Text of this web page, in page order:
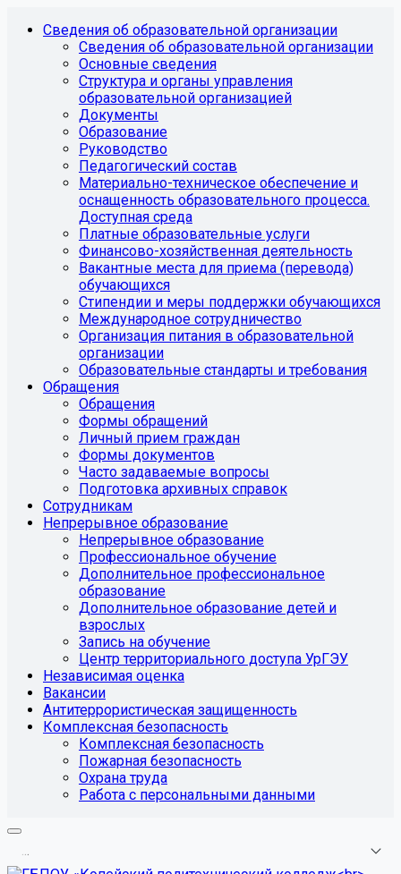
Сведения об образовательной организации
Сведения об образовательной организации
Основные сведения
Структура и органы управления
образовательной организацией
Документы
Образование
Руководство
Педагогический состав
Материально-техническое обеспечение и
оснащенность образовательного процесса.
Доступная среда
Платные образовательные услуги
Финансово-хозяйственная деятельность
Вакантные места для приема (перевода)
обучающихся
Стипендии и меры поддержки обучающихся
Международное сотрудничество
Организация питания в образовательной
организации
Образовательные стандарты и требования
Обращения
Обращения
Формы обращений
Личный прием граждан
Формы документов
Часто задаваемые вопросы
Подготовка архивных справок
Сотрудникам
Непрерывное образование
Непрерывное образование
Профессиональное обучение
Дополнительное профессиональное
образование
Дополнительное образование детей и
взрослых
Запись на обучение
Центр территориального доступа УрГЭУ
Независимая оценка
Вакансии
Антитеррористическая защищенность
Комплексная безопасность
Комплексная безопасность
Пожарная безопасность
Охрана труда
Работа с персональными данными
...